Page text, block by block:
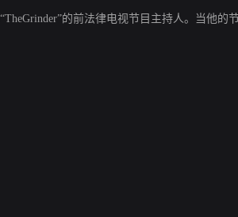
的前法律电视节目主持人。当他